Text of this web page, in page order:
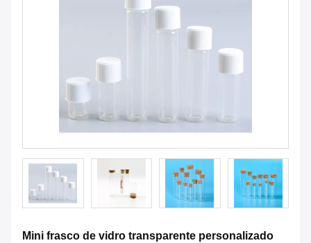
Mini frasco de vidro transparente personalizado